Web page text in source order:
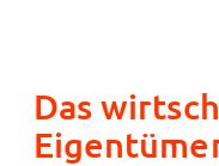
Das